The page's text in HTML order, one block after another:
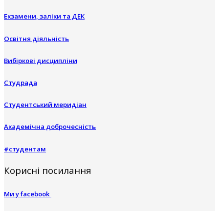
Екзамени, заліки та ДЕК
Освітня діяльність
Вибіркові дисципліни
Студрада
Студентський меридіан
Академічна доброчесність
#студентам
Корисні посилання
Ми у facebook